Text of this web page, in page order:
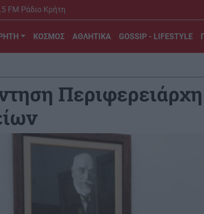
FM Ράδιο Κρήτη
ΚΟΣΜΟΣ ΑΘΛΗΤΙΚΑ GOSSIP - LIFESTYLE